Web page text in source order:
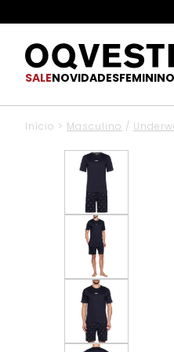
SALENOVIDADESFEMININO
Início > Masculino /